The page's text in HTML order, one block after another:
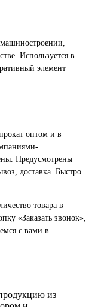
Используется в
элемент
оптом и в
Предусмотрены
доставка. Быстро
товара в
«Заказать звонок»,
с вами в
из